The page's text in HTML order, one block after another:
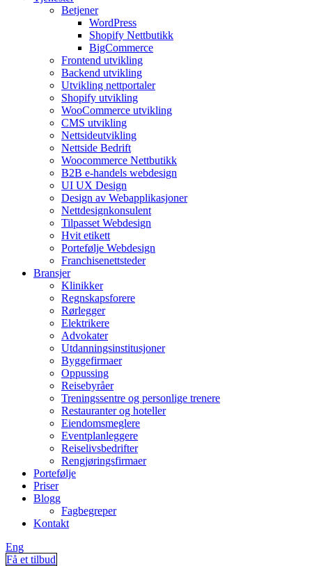
Betjener
WordPress
Shopify Nettbutikk
BigCommerce
Frontend utvikling
Backend utvikling
Utvikling nettportaler
Shopify utvikling
WooCommerce utvikling
CMS utvikling
Nettsideutvikling
Nettside Bedrift
Woocommerce Nettbutikk
B2B e-handels webdesign
UI UX Design
Design av Webapplikasjoner
Nettdesignkonsulent
Tilpasset Webdesign
Hvit etikett
Portefølje Webdesign
Franchisenettsteder
Bransjer
Klinikker
Regnskapsforere
Rørlegger
Elektrikere
Advokater
Utdanningsinstitusjoner
Byggefirmaer
Oppussing
Reisebyråer
Treningssentre og personlige trenere
Restauranter og hoteller
Eiendomsmeglere
Eventplanleggere
Reiselivsbedrifter
Rengjøringsfirmaer
Portefølje
Priser
Blogg
Fagbegreper
Kontakt
Eng
Få et tilbud